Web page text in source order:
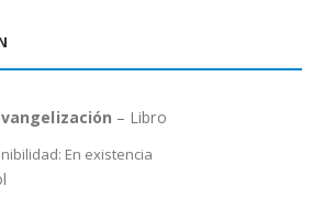
– Libro
En existencia